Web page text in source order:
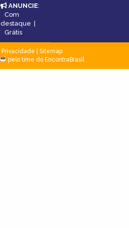
ANUNCIE:
Com
destaque
Grátis
Privacidade
Sitemap
pelo time do EncontraBrasil